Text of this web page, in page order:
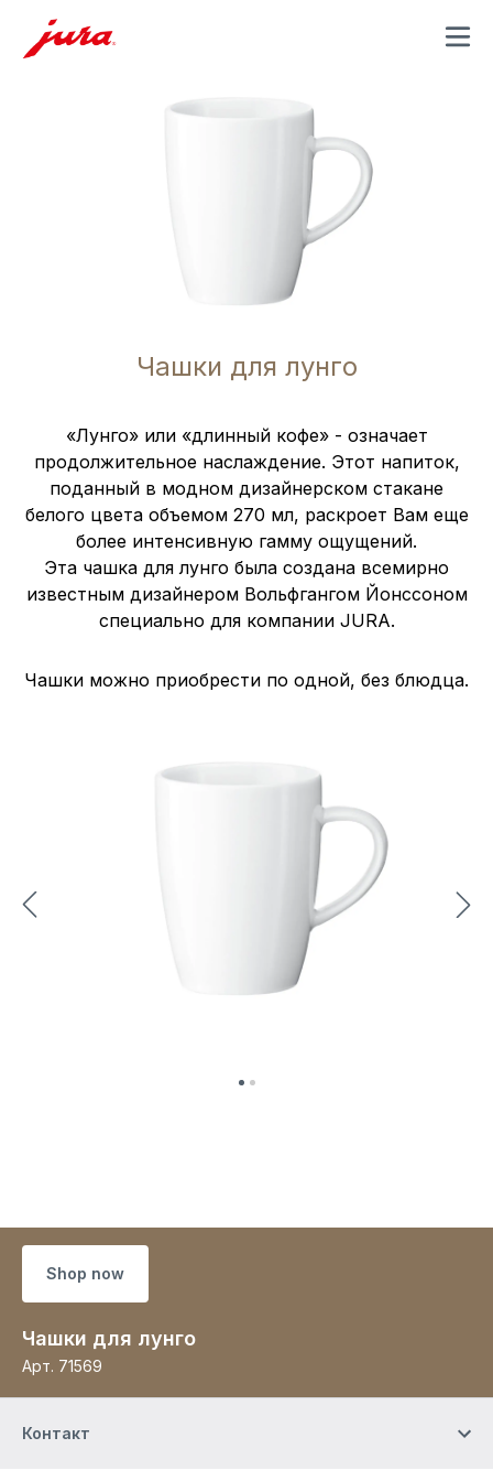
MENU
Чашки для лунго
«Лунго» или «длинный кофе» - означает
продолжительное наслаждение. Этот напиток,
поданный в модном дизайнерском стакане
белого цвета объемом 270 мл, раскроет Вам еще
более интенсивную гамму ощущений.
Эта чашка для лунго была создана всемирно
известным дизайнером Вольфгангом Йонссоном
специально для компании JURA.
Чашки можно приобрести по одной, без блюдца.
Shop now
Чашки для лунго
Арт. 71569
Контакт